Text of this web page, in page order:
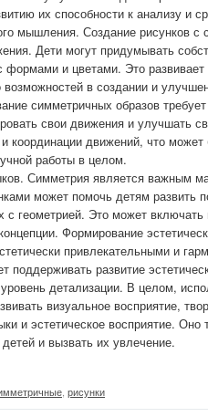
их способности к анализу и
мышления. Создание рисунков с
Дети могут придумывать
формами и цветами. Это
в создании и
симметричных образов
свои движения и улучшать
координации движений, что
работы в целом.
Симметрия является важным
может помочь детям развить
с геометрией. Это может
Формирование
привлекательными и
развитие
детализации. В целом,
визуальное восприятие,
и эстетическое восприятие.
и вызвать их увлечение.
рисунки